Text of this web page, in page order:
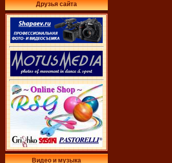
Друзья сайта
Видео и музыка